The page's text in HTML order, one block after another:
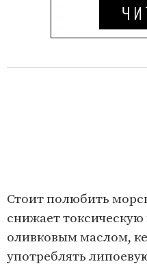
Стоит полюбить
снижает токсическую
оливковым маслом,
употреблять